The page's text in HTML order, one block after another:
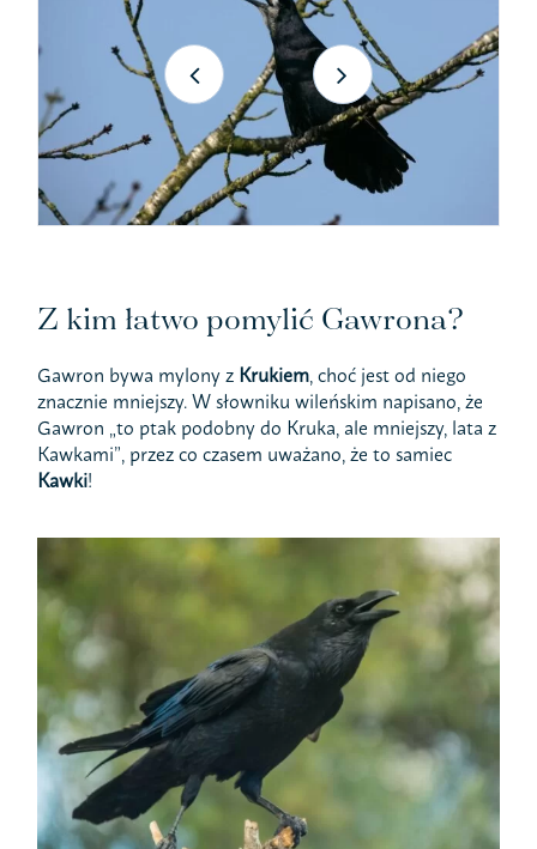
Z kim łatwo pomylić Gawrona?
Gawron bywa mylony z Krukiem, choć jest od niego
znacznie mniejszy. W słowniku wileńskim napisano, że
Gawron „to ptak podobny do Kruka, ale mniejszy, lata z
Kawkami”, przez co czasem uważano, że to samiec
Kawki!